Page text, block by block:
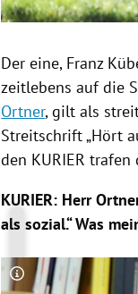
Der eine, Franz
zeitlebens auf die
Ortner, gilt als
Streitschrift „Hört
den KURIER
KURIER: Herr
als sozial.“ Was
Copyright-Hinweis